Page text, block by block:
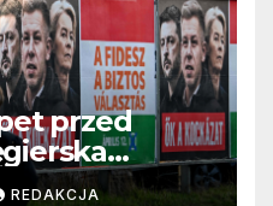
przed
REDAKCJA